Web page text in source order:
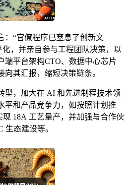
：“官僚程序已窒息了创新文
，并亲自参与工程团队决策，以
端平台架构CTO、数据中心芯片
其汇报，缩短决策链条。
型，加大在 AI 和先进制程技术领
平和产品竞争力，如按照计划推
现 18A 工艺量产，并加强与合作伙
生态建设等。